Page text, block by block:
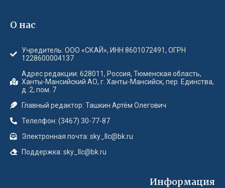
О нас
Учредитель: ООО «СКАЙ», ИНН 8601072491, ОГРН
1228600004137
Адрес редакции: 628011, Россия, Тюменская область,
Ханты-Мансийский АО, г. Ханты-Мансийск, пер. Единства,
д. 2, пом. 7
Главный редактор: Ташкин Артём Олегович
Телелфон: (3467) 30-77-87
Электронная почта: sky_llc@bk.ru
Поддержка: sky_llc@bk.ru
Информация